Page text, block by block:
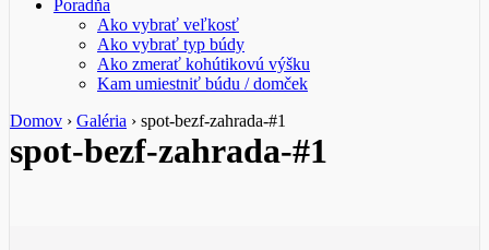
Poradňa
Ako vybrať veľkosť
Ako vybrať typ búdy
Ako zmerať kohútikovú výšku
Kam umiestniť búdu / domček
Domov › Galéria › spot-bezf-zahrada-#1
spot-bezf-zahrada-#1